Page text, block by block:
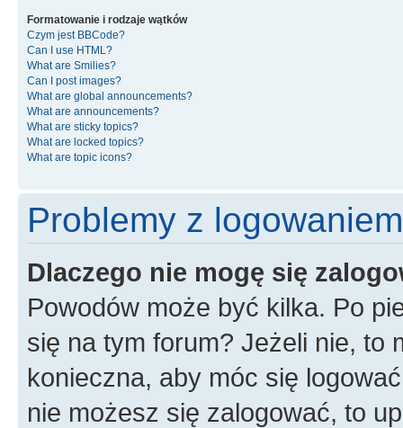
Formatowanie i rodzaje wątków
Czym jest BBCode?
Can I use HTML?
What are Smilies?
Can I post images?
What are global announcements?
What are announcements?
What are sticky topics?
What are locked topics?
What are topic icons?
Problemy z
Dlaczego nie mogę się
Powodów może być kilka. Po
się na tym forum? Jeżeli nie, to
konieczna, aby móc się
nie możesz się zalogować, to